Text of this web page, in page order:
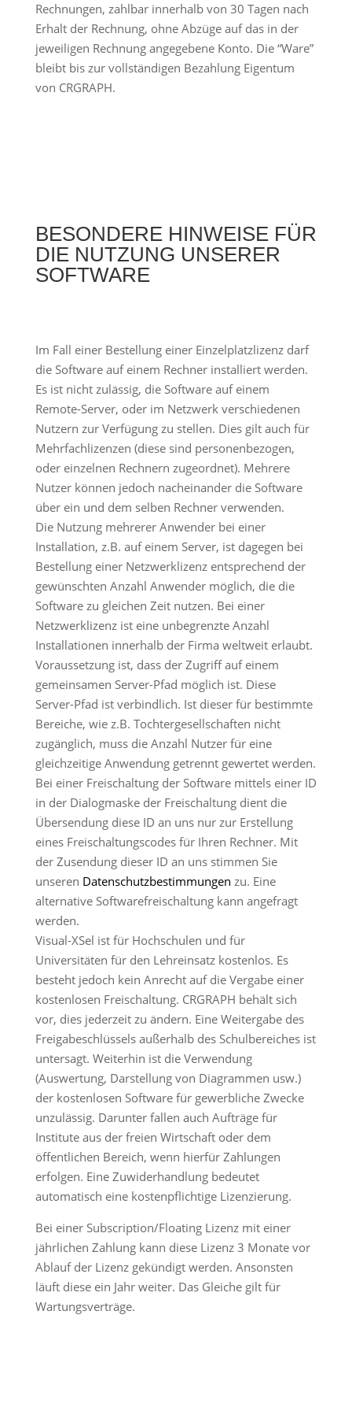
Rechnungen, zahlbar innerhalb von 30 Tagen nach
Erhalt der Rechnung, ohne Abzüge auf das in der
jeweiligen Rechnung angegebene Konto. Die “Ware”
bleibt bis zur vollständigen Bezahlung Eigentum
von CRGRAPH.
BESONDERE HINWEISE FÜR
DIE NUTZUNG UNSERER
SOFTWARE
Im Fall einer Bestellung einer Einzelplatzlizenz darf
die Software auf einem Rechner installiert werden.
Es ist nicht zulässig, die Software auf einem
Remote-Server, oder im Netzwerk verschiedenen
Nutzern zur Verfügung zu stellen. Dies gilt auch für
Mehrfachlizenzen (diese sind personenbezogen,
oder einzelnen Rechnern zugeordnet). Mehrere
Nutzer können jedoch nacheinander die Software
über ein und dem selben Rechner verwenden.
Die Nutzung mehrerer Anwender bei einer
Installation, z.B. auf einem Server, ist dagegen bei
Bestellung einer Netzwerklizenz entsprechend der
gewünschten Anzahl Anwender möglich, die die
Software zu gleichen Zeit nutzen. Bei einer
Netzwerklizenz ist eine unbegrenzte Anzahl
Installationen innerhalb der Firma weltweit erlaubt.
Voraussetzung ist, dass der Zugriff auf einem
gemeinsamen Server-Pfad möglich ist. Diese
Server-Pfad ist verbindlich. Ist dieser für bestimmte
Bereiche, wie z.B. Tochtergesellschaften nicht
zugänglich, muss die Anzahl Nutzer für eine
gleichzeitige Anwendung getrennt gewertet werden.
Bei einer Freischaltung der Software mittels einer ID
in der Dialogmaske der Freischaltung dient die
Übersendung diese ID an uns nur zur Erstellung
eines Freischaltungscodes für Ihren Rechner. Mit
der Zusendung dieser ID an uns stimmen Sie
unseren Datenschutzbestimmungen zu. Eine
alternative Softwarefreischaltung kann angefragt
werden.
Visual-XSel ist für Hochschulen und für
Universitäten für den Lehreinsatz kostenlos. Es
besteht jedoch kein Anrecht auf die Vergabe einer
kostenlosen Freischaltung. CRGRAPH behält sich
vor, dies jederzeit zu ändern. Eine Weitergabe des
Freigabeschlüssels außerhalb des Schulbereiches ist
untersagt. Weiterhin ist die Verwendung
(Auswertung, Darstellung von Diagrammen usw.)
der kostenlosen Software für gewerbliche Zwecke
unzulässig. Darunter fallen auch Aufträge für
Institute aus der freien Wirtschaft oder dem
öffentlichen Bereich, wenn hierfür Zahlungen
erfolgen. Eine Zuwiderhandlung bedeutet
automatisch eine kostenpflichtige Lizenzierung.
Bei einer Subscription/Floating Lizenz mit einer
jährlichen Zahlung kann diese Lizenz 3 Monate vor
Ablauf der Lizenz gekündigt werden. Ansonsten
läuft diese ein Jahr weiter. Das Gleiche gilt für
Wartungsverträge.